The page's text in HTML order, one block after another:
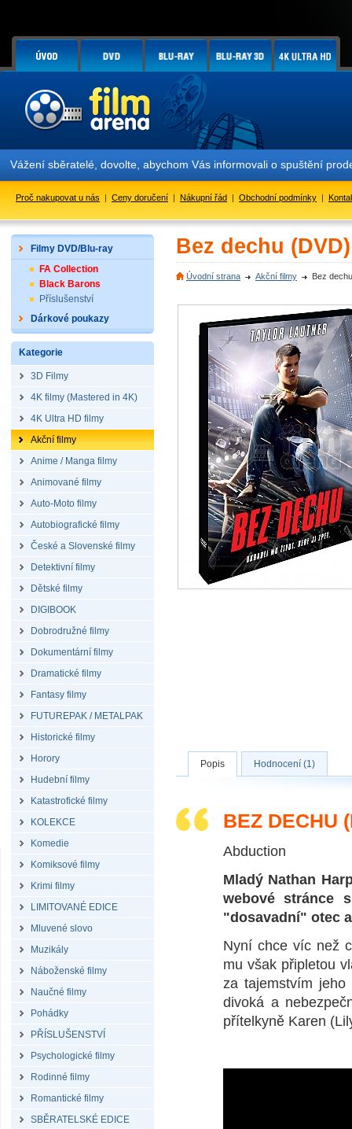
Vážení sběratelé, dovolte, abychom Vás informovali o spuštění
Proč nakupovat u nás | Ceny doručení | Nákupní řád | Obchodní podmínky |
Filmy DVD/Blu-ray
FA Collection
Black Barons
Příslušenství
Dárkové poukazy
Kategorie
3D Filmy
4K filmy (Mastered in 4K)
4K Ultra HD filmy
Akční filmy
Anime / Manga filmy
Animované filmy
Auto-Moto filmy
Autobiografické filmy
České a Slovenské filmy
Detektivní filmy
Dětské filmy
DIGIBOOK
Dobrodružné filmy
Dokumentární filmy
Dramatické filmy
Fantasy filmy
FUTUREPAK / METALPAK
Historické filmy
Horory
Hudební filmy
Katastrofické filmy
KOLEKCE
Komedie
Komiksové filmy
Krimi filmy
LIMITOVANÉ EDICE
Mluvené slovo
Muzikály
Náboženské filmy
Naučné filmy
Pohádky
PŘÍSLUŠENSTVÍ
Psychologické filmy
Rodinné filmy
Romantické filmy
SBĚRATELSKÉ EDICE
Bez dechu (DVD)
Úvodní strana Akční filmy Bez
Popis Hodnocení (1)
BEZ DECHU
Abduction
Mladý Nathan
webové stránce
"dosavadní" otec
Nyní chce víc než
mu však připletou
za tajemstvím
divoká a
přítelkyně Karen